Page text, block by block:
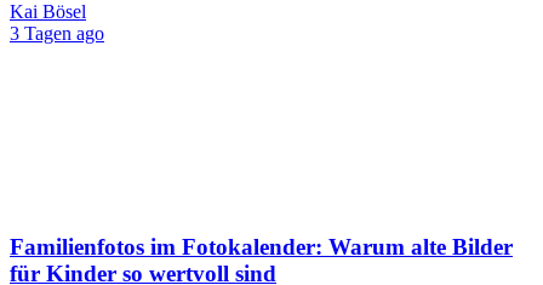
Kai Bösel
3 Tagen ago
Familienfotos im Fotokalender: Warum alte Bilder
für Kinder so wertvoll sind